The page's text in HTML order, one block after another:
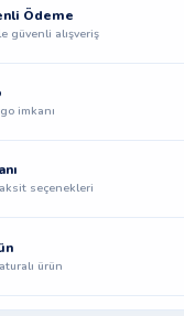
Ödeme
güvenli alışveriş
imkanı
seçenekleri
ürün